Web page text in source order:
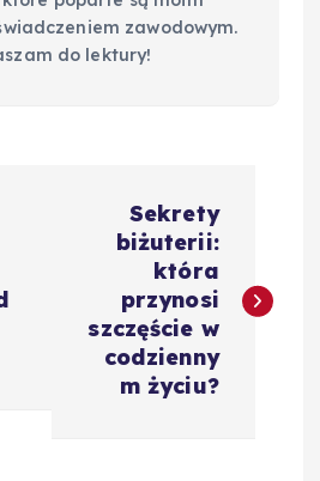
zawodowym.
do lektury!
Sekrety
biżuterii:
która
przynosi
szczęście w
codzienny
m życiu?